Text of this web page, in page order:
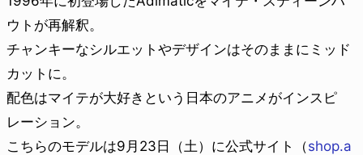
ウトが再解釈。
チャンキーなシルエットやデザインはそのままにミッド
カットに。
配色はマイテが大好きという日本のアニメがインスピ
レーション。
こちらのモデルは9月23日（土）に公式サイト（shop.a